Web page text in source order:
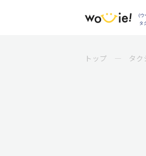
トップ タ